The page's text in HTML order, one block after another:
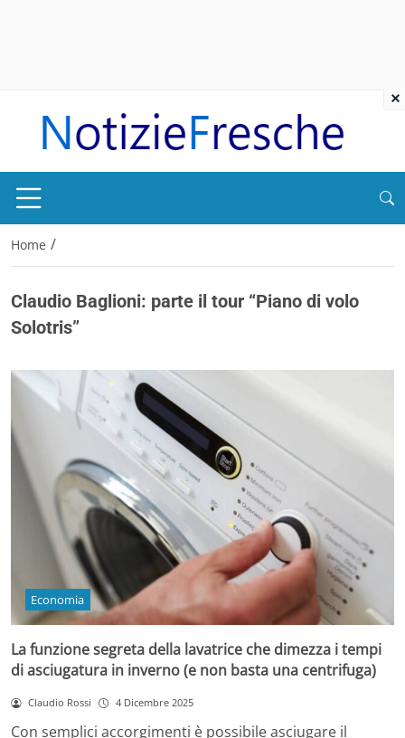
Home /
Claudio Baglioni: parte il tour “Piano di volo
Solotris”
Economia
La funzione segreta della lavatrice che dimezza i tempi
di asciugatura in inverno (e non basta una centrifuga)
Claudio Rossi 4 Dicembre 2025
Con semplici accorgimenti è possibile asciugare il
×